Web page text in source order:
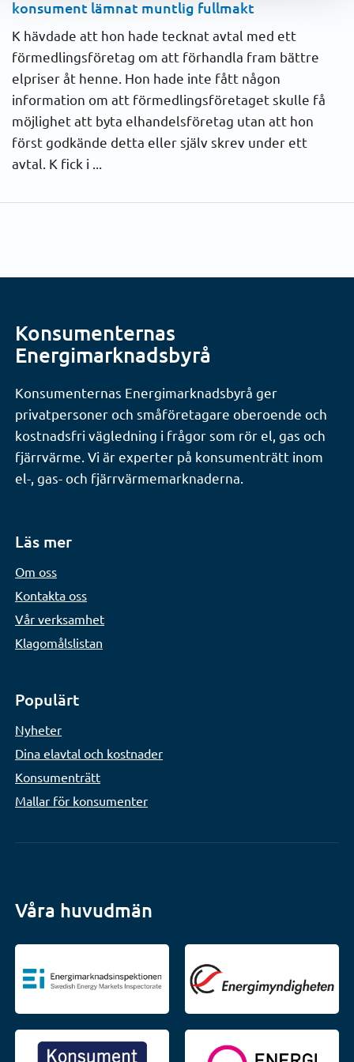
konsument lämnat muntlig fullmakt
K hävdade att hon hade tecknat avtal med ett
förmedlingsföretag om att förhandla fram bättre
elpriser åt henne. Hon hade inte fått någon
information om att förmedlingsföretaget skulle få
möjlighet att byta elhandelsföretag utan att hon
först godkände detta eller själv skrev under ett
avtal. K fick i ...
Konsumenternas
Energimarknadsbyrå
Konsumenternas Energimarknadsbyrå ger
privatpersoner och småföretagare oberoende och
kostnadsfri vägledning i frågor som rör el, gas och
fjärrvärme. Vi är experter på konsumenträtt inom
el-, gas- och fjärrvärmemarknaderna.
Läs mer
Om oss
Kontakta oss
Vår verksamhet
Klagomålslistan
Populärt
Nyheter
Dina elavtal och kostnader
Konsumenträtt
Mallar för konsumenter
Våra huvudmän